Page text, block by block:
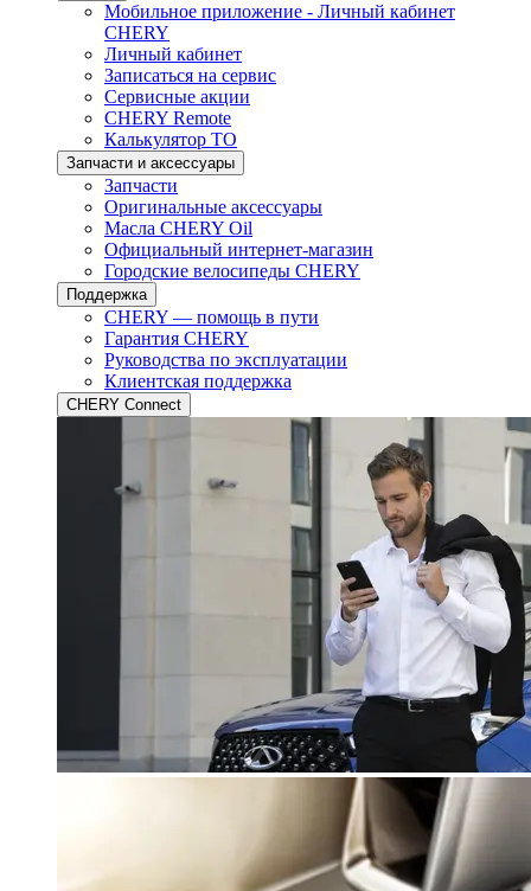
Мобильное приложение - Личный кабинет
CHERY
Личный кабинет
Записаться на сервис
Сервисные акции
CHERY Remote
Калькулятор ТО
Запчасти и аксессуары
Запчасти
Оригинальные аксессуары
Масла CHERY Oil
Официальный интернет-магазин
Городские велосипеды CHERY
Поддержка
CHERY — помощь в пути
Гарантия CHERY
Руководства по эксплуатации
Клиентская поддержка
CHERY Connect